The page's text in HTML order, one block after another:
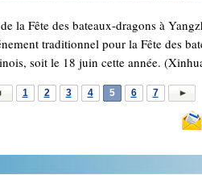
la Fête des bateaux-dragons à
traditionnel pour la Fête des
soit le 18 juin cette année.
1 2 3 4 5 6 7